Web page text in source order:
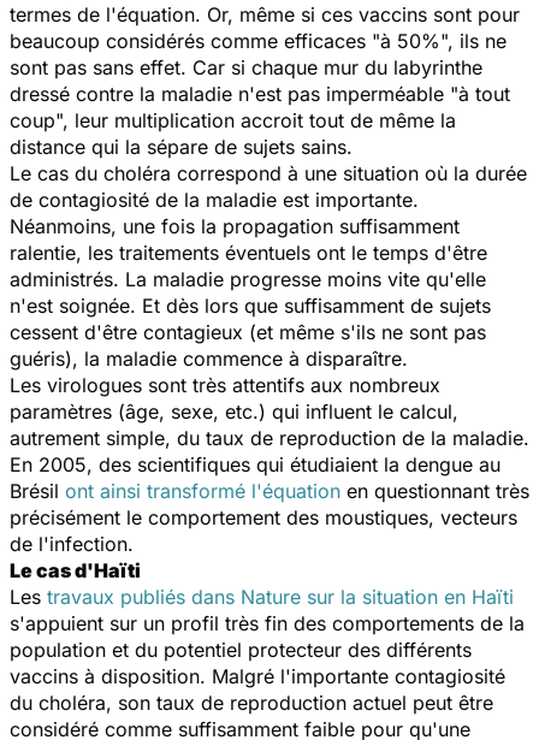
termes de l'équation. Or, même si ces vaccins sont pour
beaucoup considérés comme efficaces "à 50%", ils ne
sont pas sans effet. Car si chaque mur du labyrinthe
dressé contre la maladie n'est pas imperméable "à tout
coup", leur multiplication accroit tout de même la
distance qui la sépare de sujets sains.
Le cas du choléra correspond à une situation où la durée
de contagiosité de la maladie est importante.
Néanmoins, une fois la propagation suffisamment
ralentie, les traitements éventuels ont le temps d'être
administrés. La maladie progresse moins vite qu'elle
n'est soignée. Et dès lors que suffisamment de sujets
cessent d'être contagieux (et même s'ils ne sont pas
guéris), la maladie commence à disparaître.
Les virologues sont très attentifs aux nombreux
paramètres (âge, sexe, etc.) qui influent le calcul,
autrement simple, du taux de reproduction de la maladie.
En 2005, des scientifiques qui étudiaient la dengue au
Brésil ont ainsi transformé l'équation en questionnant très
précisément le comportement des moustiques, vecteurs
de l'infection.
Le cas d'Haïti
Les travaux publiés dans Nature sur la situation en Haïti
s'appuient sur un profil très fin des comportements de la
population et du potentiel protecteur des différents
vaccins à disposition. Malgré l'importante contagiosité
du choléra, son taux de reproduction actuel peut être
considéré comme suffisamment faible pour qu'une